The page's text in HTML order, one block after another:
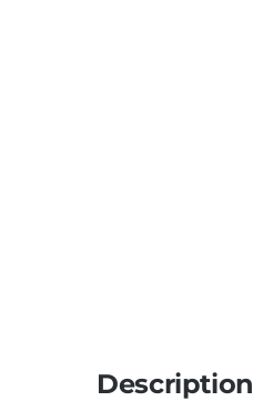
Description